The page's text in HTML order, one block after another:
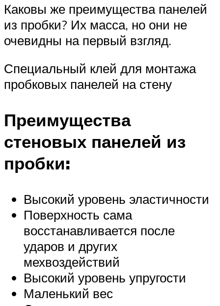
Каковы же преимущества панелей
из пробки? Их масса, но они не
очевидны на первый взгляд.
Специальный клей для монтажа
пробковых панелей на стену
Преимущества
стеновых панелей из
пробки:
Высокий уровень эластичности
Поверхность сама
восстанавливается после
ударов и других
мехвоздействий
Высокий уровень упругости
Маленький вес